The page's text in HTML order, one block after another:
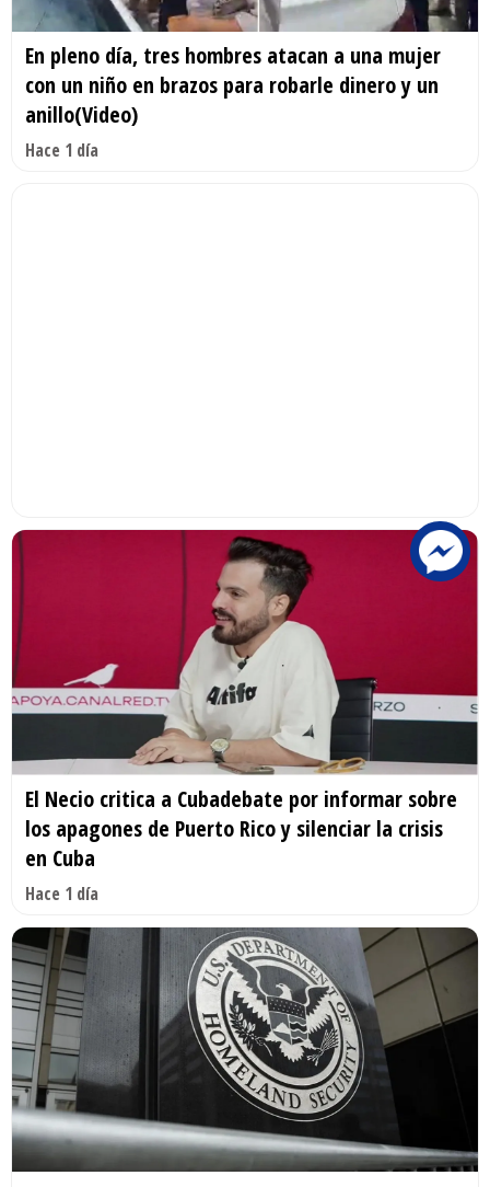
En pleno día, tres hombres atacan a una mujer
con un niño en brazos para robarle dinero y un
anillo(Video)
Hace 1 día
El Necio critica a Cubadebate por informar sobre
los apagones de Puerto Rico y silenciar la crisis
en Cuba
Hace 1 día